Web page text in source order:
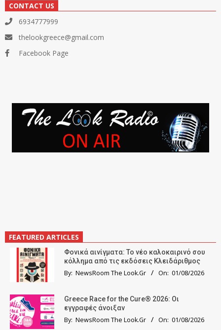
CONTACT US
6934777999
thelookgreece@gmail.com
Facebook Page
FEATURED ARTICLES
Φονικά αινίγματα: Το νέο καλοκαιρινό σου
κόλλημα από τις εκδόσεις Κλειδάριθμος
By: NewsRoom The Look.Gr On: 01/08/2026
Greece Race for the Cure® 2026: Οι
εγγραφές άνοιξαν
By: NewsRoom The Look.Gr On: 01/08/2026